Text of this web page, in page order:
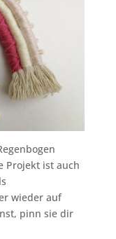
Projekt ist auch
wieder auf
pinn sie dir